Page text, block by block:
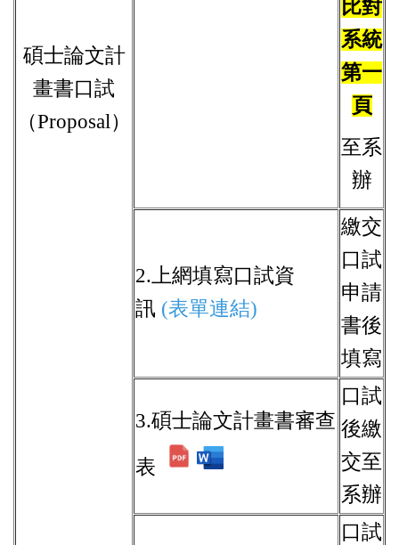
碩士論文計
畫書口試
（Proposal）
比對
系統
第一
頁
至系
辦
2.上網填寫口試資
訊 (表單連結)
繳交
口試
申請
書後
填寫
3.碩士論文計畫書審查
表
口試
後繳
交至
系辦
口試